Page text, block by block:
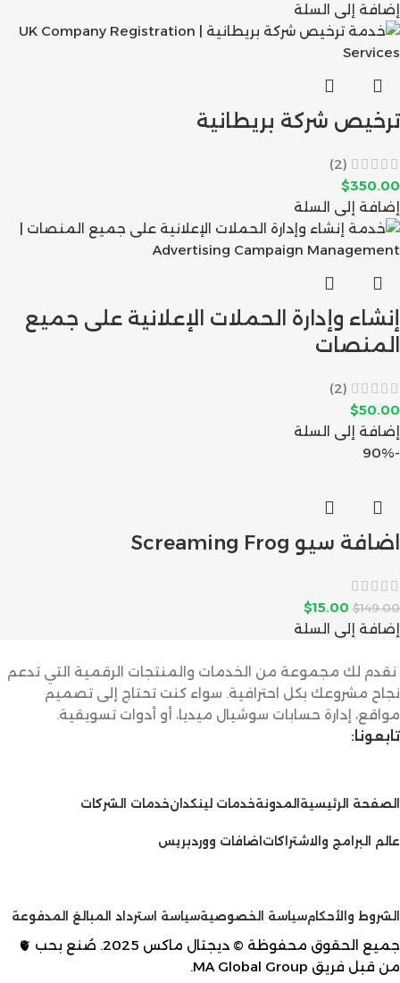
إضافة إلى السلة
ترخيص شركة بريطانية
(2)
$350.00
إضافة إلى السلة
إنشاء وإدارة الحملات الإعلانية على جميع
المنصات
(2)
$50.00
إضافة إلى السلة
-90%
اضافة سيو Screaming Frog
$149.00
$15.00
إضافة إلى السلة
نقدم لك مجموعة من الخدمات والمنتجات الرقمية التي تدعم
نجاح مشروعك بكل احترافية. سواء كنت تحتاج إلى تصميم
مواقع، إدارة حسابات سوشيال ميديا، أو أدوات تسويقية.
تابعونا:
الصفحة الرئيسية المدونةخدمات لينكدانخدمات الشركات
عالم البرامج والاشتراكات اضافات ووردبريس
الشروط والأحكامسياسة الخصوصيةسياسة استرداد المبالغ المدفوعة
جميع الحقوق محفوظة © ديجتال ماكس 2025. صُنع بحب 🫀
من قبل فريق MA Global Group
.